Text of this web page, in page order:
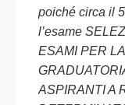
poiché circa il
l’esame
ESAMI PER
ASPIRANTI A